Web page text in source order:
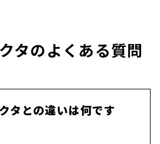
タのよくある質問
タとの違いは何です